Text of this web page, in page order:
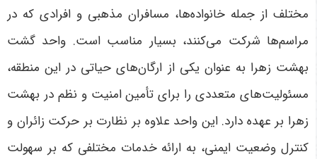
مختلف از جمله خانواده‌ها، مسافران مذهبی و افرادی که در
مراسم‌ها شرکت می‌کنند، بسیار مناسب است. واحد گشت
بهشت زهرا به عنوان یکی از ارگان‌های حیاتی در این منطقه،
مسئولیت‌های متعددی را برای تأمین امنیت و نظم در بهشت
زهرا بر عهده دارد. این واحد علاوه بر نظارت بر حرکت زائران و
کنترل وضعیت ایمنی، به ارائه خدمات مختلفی که بر سهولت